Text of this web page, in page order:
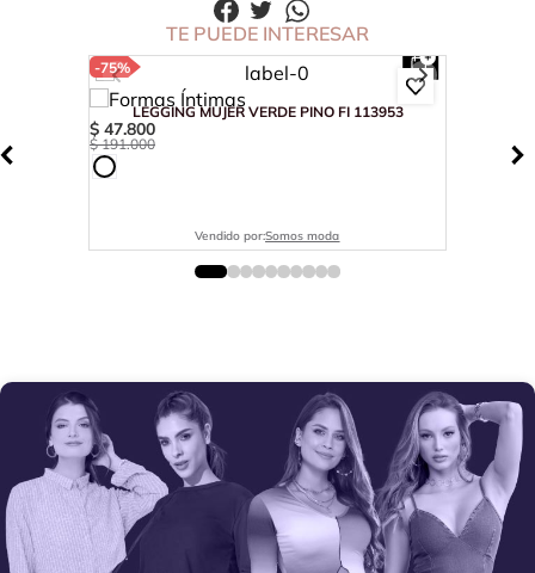
TE PUEDE INTERESAR
-75%
LEGGING MUJER VERDE PINO FI 113953
$ 47.800
$ 191.000
Vendido por:Somos moda